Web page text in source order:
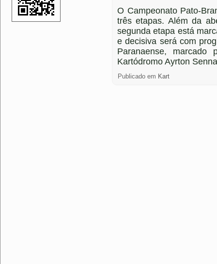
O Campeonato Pato-
três etapas. Além da
segunda etapa está
e decisiva será com
Paranaense,
Kartódromo Ayrton
Publicado em Kart